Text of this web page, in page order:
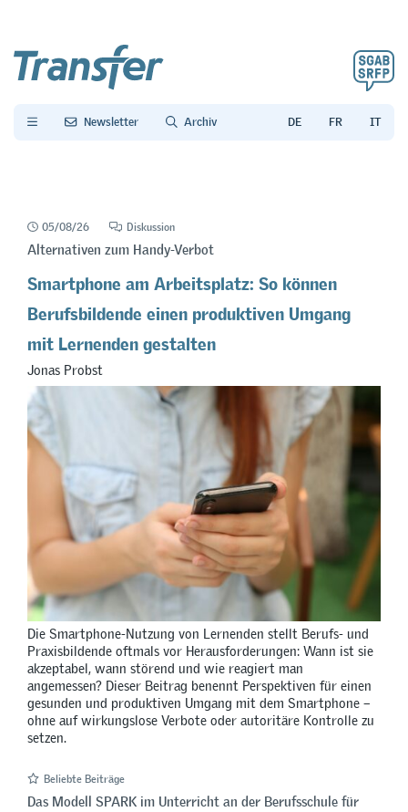
Newsletter Archiv
05/08/26 Diskussion
Alternativen zum Handy-Verbot
Smartphone am Arbeitsplatz: So können
Berufsbildende einen produktiven Umgang
mit Lernenden gestalten
Jonas Probst
Die Smartphone-Nutzung von Lernenden stellt Berufs- und
Praxisbildende oftmals vor Herausforderungen: Wann ist sie
akzeptabel, wann störend und wie reagiert man
angemessen? Dieser Beitrag benennt Perspektiven für einen
gesunden und produktiven Umgang mit dem Smartphone –
ohne auf wirkungslose Verbote oder autoritäre Kontrolle zu
setzen.
Beliebte Beiträge
Das Modell SPARK im Unterricht an der Berufsschule für